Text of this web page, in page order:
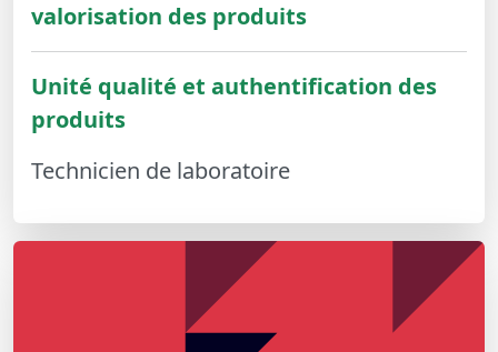
valorisation des produits
Unité qualité et authentification des
produits
Technicien de laboratoire